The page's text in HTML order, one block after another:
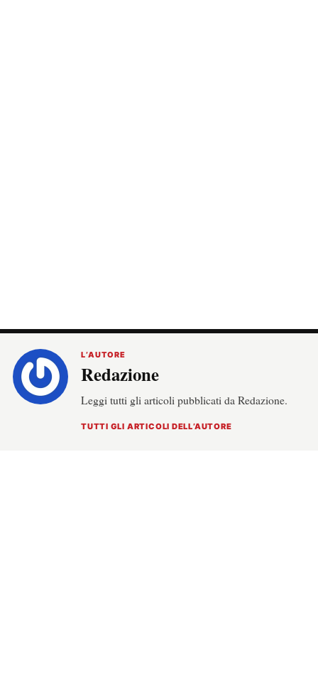
L’AUTORE
Redazione
Leggi tutti gli articoli pubblicati da Redazione.
TUTTI GLI ARTICOLI DELL’AUTORE